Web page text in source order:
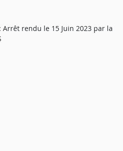
rendu le 15 Juin 2023 par la